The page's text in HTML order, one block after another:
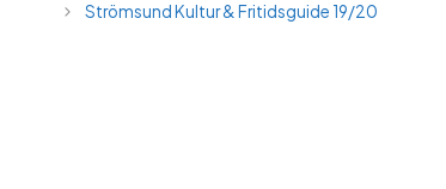
Strömsund Kultur & Fritidsguide 19/20